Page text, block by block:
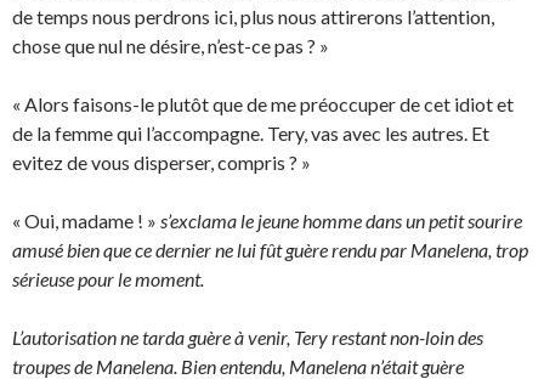
de temps nous perdrons ici, plus nous attirerons l’attention,
chose que nul ne désire, n’est-ce pas ? »
« Alors faisons-le plutôt que de me préoccuper de cet idiot et
de la femme qui l’accompagne. Tery, vas avec les autres. Et
evitez de vous disperser, compris ? »
« Oui, madame ! » s’exclama le jeune homme dans un petit sourire
amusé bien que ce dernier ne lui fût guère rendu par Manelena, trop
sérieuse pour le moment.
L’autorisation ne tarda guère à venir, Tery restant non-loin des
troupes de Manelena. Bien entendu, Manelena n’était guère